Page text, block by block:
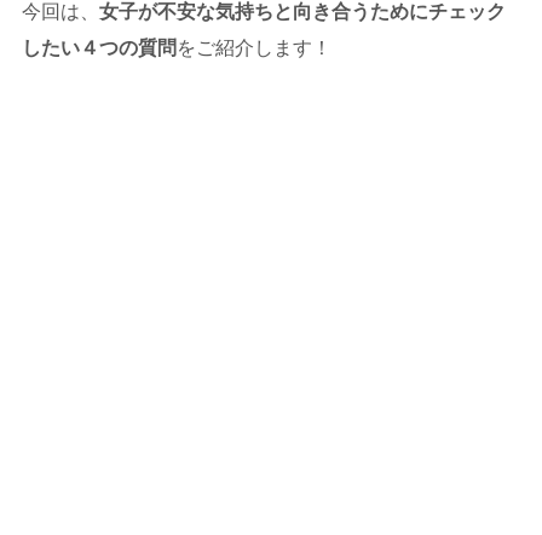
今回は、 女子が不安な気持ちと向き合うためにチェック
したい４つの質問 をご紹介します！